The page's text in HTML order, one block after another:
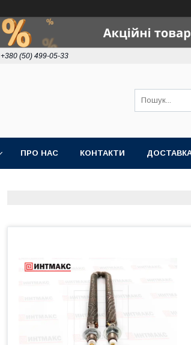
+380 (50) 499-05-33
ПРО НАС КОНТАКТИ